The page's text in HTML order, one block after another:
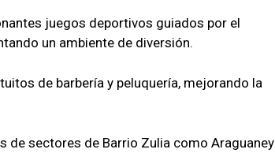
juegos deportivos guiados por el
un ambiente de diversión.
de barbería y peluquería, mejorando la
sectores de Barrio Zulia como Araguaney